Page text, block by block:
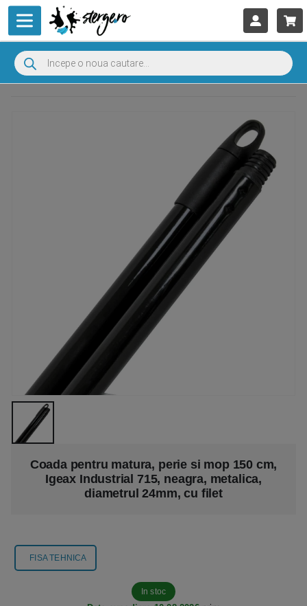
Coada pentru matura, perie si mop 150 cm,
Igeax Industrial 715, neagra, metalica,
diametrul 24mm, cu filet
FISA TEHNICA
In stoc